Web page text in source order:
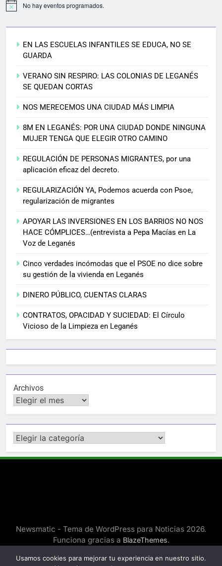
No hay eventos programados.
EN LAS ESCUELAS INFANTILES SE EDUCA, NO SE
GUARDA
VERANO SIN RESPIRO: LAS COLONIAS DE LEGANÉS
SE QUEDAN CORTAS
NOS MERECEMOS UNA CIUDAD MÁS LIMPIA
8M EN LEGANÉS: POR UNA CIUDAD DONDE NINGUNA
MUJER TENGA QUE ELEGIR OTRO CAMINO
REGULACIÓN DE PERSONAS MIGRANTES, por una
aplicación eficaz del decreto.
REGULARIZACIÓN YA, Podemos acuerda con Psoe,
regularización de migrantes
APOYAR LAS INVERSIONES EN LOS BARRIOS NO NOS
HACE CÓMPLICES…(entrevista a Pepa Macías en La
Voz de Leganés
Cinco verdades incómodas que el PSOE no dice sobre
su gestión de la vivienda en Leganés
DINERO PÚBLICO, CUENTAS CLARAS
CONTRATOS, OPACIDAD Y SUCIEDAD: El Círculo
Vicioso de la Limpieza en Leganés
Archivos
Categorías
Newsmatic - Tema de WordPress para Noticias 2026.
Funciona gracias a BlazeThemes.
Usamos cookies para mejorar tu experiencia en nuestro sitio.